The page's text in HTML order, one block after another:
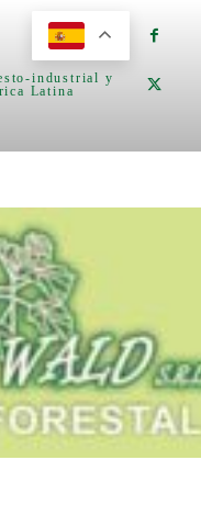
industrial y
Latina